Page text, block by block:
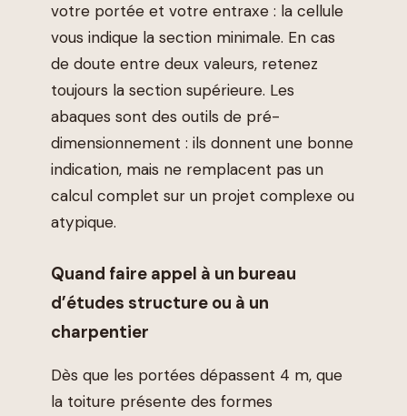
votre portée et votre entraxe : la cellule
vous indique la section minimale. En cas
de doute entre deux valeurs, retenez
toujours la section supérieure. Les
abaques sont des outils de pré-
dimensionnement : ils donnent une bonne
indication, mais ne remplacent pas un
calcul complet sur un projet complexe ou
atypique.
Quand faire appel à un bureau
d’études structure ou à un
charpentier
Dès que les portées dépassent 4 m, que
la toiture présente des formes